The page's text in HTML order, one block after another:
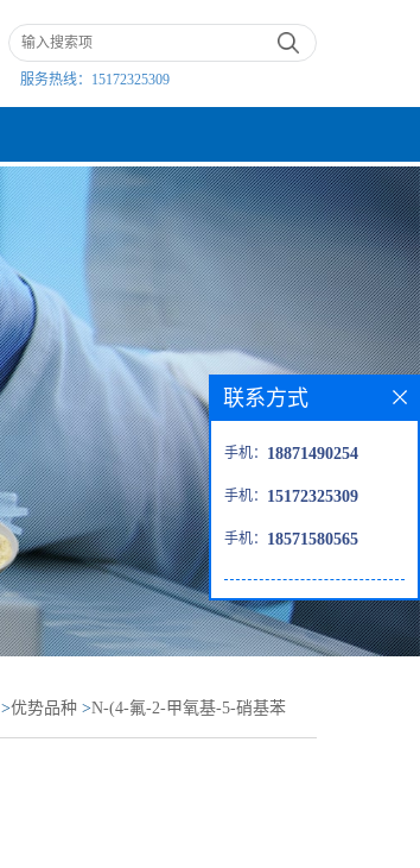
服务热线： 15172325309
>优势品种 >N-(4-氟-2-甲氧基-5-硝基苯
联系方式
手机： 18871490254
手机： 15172325309
手机： 18571580565